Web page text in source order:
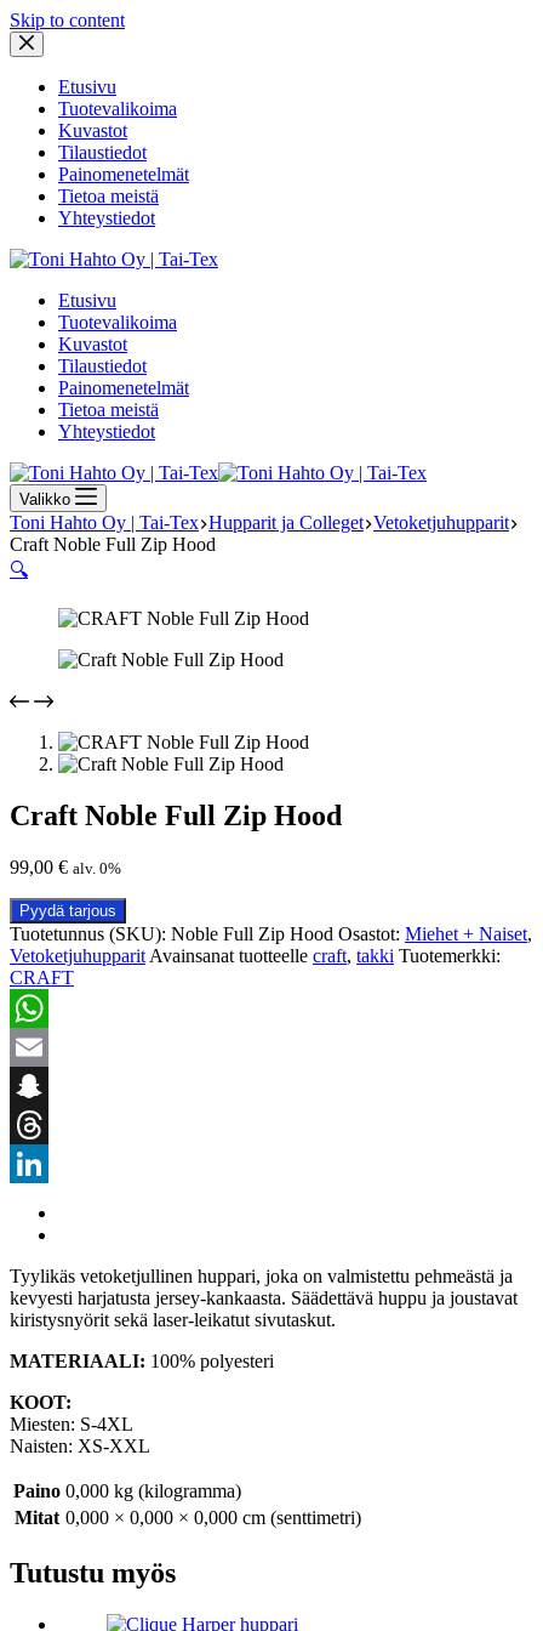
Skip to content
Etusivu
Tuotevalikoima
Kuvastot
Tilaustiedot
Painomenetelmät
Tietoa meistä
Yhteystiedot
Etusivu
Tuotevalikoima
Kuvastot
Tilaustiedot
Painomenetelmät
Tietoa meistä
Yhteystiedot
Valikko
Toni Hahto Oy | Tai-Tex Hupparit ja Colleget Vetoketjuhupparit
Craft Noble Full Zip Hood
🔍
Craft Noble Full Zip Hood
99,00 € alv. 0%
Pyydä tarjous
Tuotetunnus (SKU): Noble Full Zip Hood Osastot: Miehet + Naiset,
Vetoketjuhupparit Avainsanat tuotteelle craft, takki Tuotemerkki:
CRAFT
WhatsApp
Email
Snapchat
Threads
Tyylikäs vetoketjullinen huppari, joka on valmistettu pehmeästä ja
kevyesti harjatusta jersey-kankaasta. Säädettävä huppu ja joustavat
kiristysnyörit sekä laser-leikatut sivutaskut.
MATERIAALI: 100% polyesteri
KOOT:
Miesten: S-4XL
Naisten: XS-XXL
Paino 0,000 kg (kilogramma)
Mitat 0,000 × 0,000 × 0,000 cm (senttimetri)
Tutustu myös